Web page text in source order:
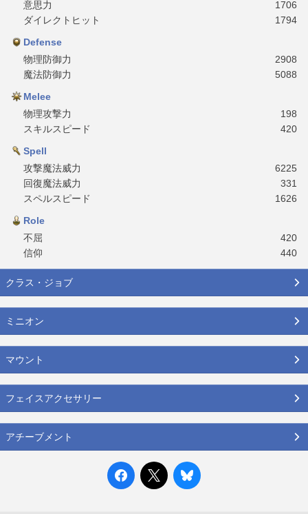
意思力
1706
ダイレクトヒット
1794
Defense
物理防御力
2908
魔法防御力
5088
Melee
物理攻撃力
198
スキルスピード
420
Spell
攻撃魔法威力
6225
回復魔法威力
331
スペルスピード
1626
Role
不屈
420
信仰
440
クラス・ジョブ
ミニオン
マウント
フェイスアクセサリー
アチーブメント